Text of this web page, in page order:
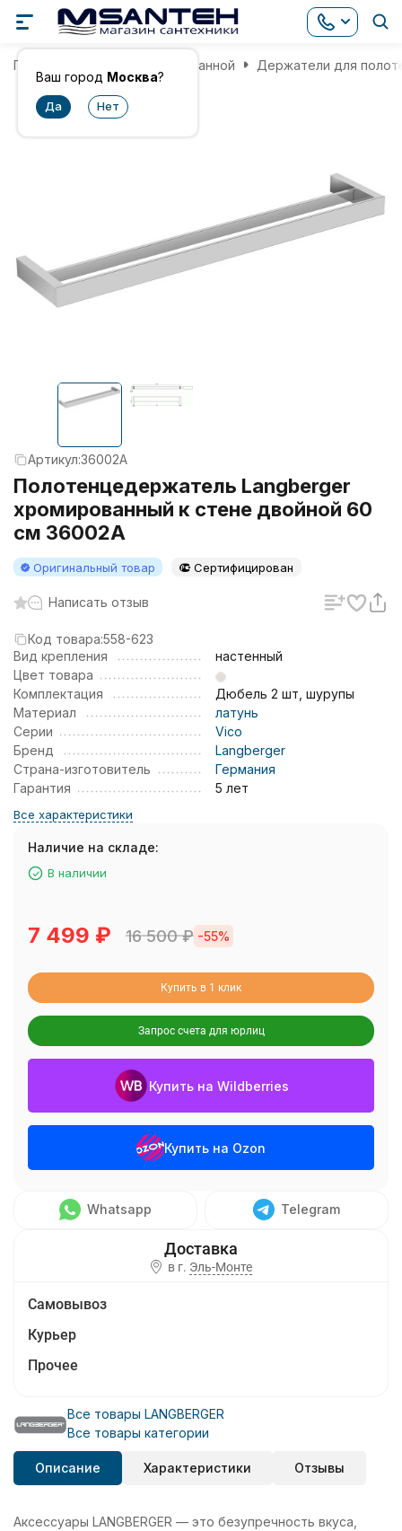
Ваш город Москва?
Главная Аксессуары для ванной Держатели для
Артикул:36002A
Полотенцедержатель Langberger
хромированный к стене двойной 60
см 36002A
Оригинальный товар Сертифицирован
Написать отзыв
Код товара:558-623
Вид крепления
настенный
Цвет товара
Комплектация
Дюбель 2 шт, шурупы
Материал
латунь
Серии
Vico
Бренд
Langberger
Страна-изготовитель
Германия
Гарантия
5 лет
Все характеристики
Наличие на складе:
В наличии
7 499 ₽ 16 500₽ -55%
Купить в 1 клик
Запрос счета для юрлиц
Купить на Wildberries
Купить на Ozon
Whatsapp Telegram
в г. Эль-Монте
Самовывоз
Курьер
Прочее
Все товары LANGBERGER
Все товары категории
Описание Характеристики Отзывы
Аксессуары LANGBERGER — это безупречность вкуса,